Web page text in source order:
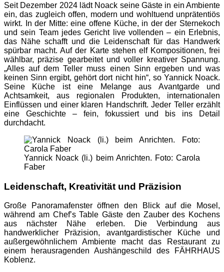
Seit Dezember 2024 lädt Noack seine Gäste in ein Ambiente
ein, das zugleich offen, modern und wohltuend unprätentiös
wirkt. In der Mitte: eine offene Küche, in der der Sternekoch
und sein Team jedes Gericht live vollenden – ein Erlebnis,
das Nähe schafft und die Leidenschaft für das Handwerk
spürbar macht. Auf der Karte stehen elf Kompositionen, frei
wählbar, präzise gearbeitet und voller kreativer Spannung.
„Alles auf dem Teller muss einen Sinn ergeben und was
keinen Sinn ergibt, gehört dort nicht hin“, so Yannick Noack.
Seine Küche ist eine Melange aus Avantgarde und
Achtsamkeit, aus regionalen Produkten, internationalen
Einflüssen und einer klaren Handschrift. Jeder Teller erzählt
eine Geschichte – fein, fokussiert und bis ins Detail
durchdacht.
Yannick Noack (li.) beim Anrichten. Foto: Carola
Faber
Leidenschaft, Kreativität und Präzision
Große Panoramafenster öffnen den Blick auf die Mosel,
während am Chef’s Table Gäste den Zauber des Kochens
aus nächster Nähe erleben. Die Verbindung aus
handwerklicher Präzision, avantgardistischer Küche und
außergewöhnlichem Ambiente macht das Restaurant zu
einem herausragenden Aushängeschild des FÄHRHAUS
Koblenz.